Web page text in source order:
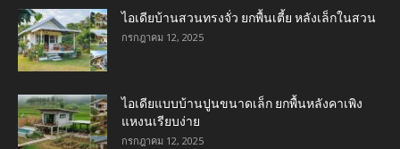
ไอเดียบ้านสวนทรงจั่ว ยกพื้นเตี้ย หลังเล็กในสวน
กรกฎาคม 12, 2025
ไอเดียแบบบ้านปูนขนาดเล็ก ยกพื้นหลังคาเพิง
แหงนเรียบง่าย
กรกฎาคม 12, 2025